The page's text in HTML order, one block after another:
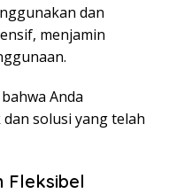
dan
menjamin
Anda
solusi yang telah
Fleksibel